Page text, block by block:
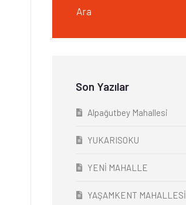
Son Yazılar
Alpağutbey Mahallesi
YUKARISOKU
YENİ MAHALLE
YAŞAMKENT MAHALLESİ